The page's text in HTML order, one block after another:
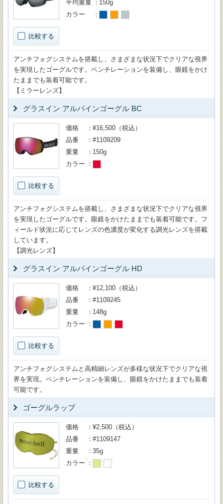
比較する
平均重量
150g
カラー
アンチフォグシステムを搭載し、さまざまな状況下でクリアな視界
を実現したゴーグルです。ベンチレーションを装備し、眼鏡をかけ
たままでも装着可能です。
【ミラーレンズ】
グラスイン アルパインゴーグル BC
比較する
価格
¥16,500（税込）
品番
#1109209
重量
150g
カラー
アンチフォグシステムを搭載し、さまざまな状況下でクリアな視界
を実現したゴーグルです。眼鏡をかけたままでも装着可能です。フ
ィールド状況に応じてレンズの色濃度が変化する調光レンズを搭載
しています。
【調光レンズ】
グラスイン アルパインゴーグル HD
比較する
価格
¥12,100（税込）
品番
#1109245
重量
148g
カラー
アンチフォグシステムと高精細レンズが多様な状況下でクリアな視
界を実現。ベンチレーションを装備し、眼鏡をかけたままでも装着
可能です。
ゴーグルラップ
比較する
価格
¥2,500（税込）
品番
#1109147
重量
35g
カラー